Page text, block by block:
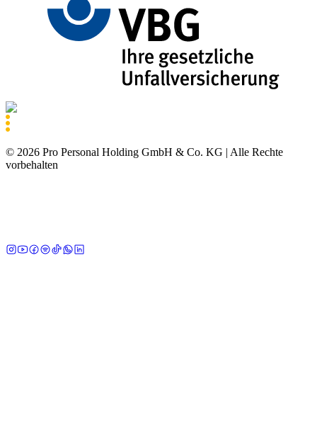
© 2026 Pro Personal Holding GmbH & Co. KG | Alle Rechte
vorbehalten